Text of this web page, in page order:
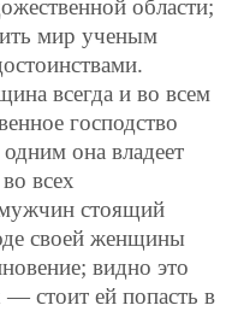
области;
мир ученым
всегда и во всем
господство
она владеет
всех
стоящий
своей женщины
видно это
стоит ей попасть в